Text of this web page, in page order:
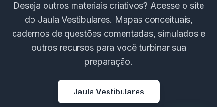
Deseja outros materiais criativos? Acesse o site
do Jaula Vestibulares. Mapas conceituais,
cadernos de questões comentadas, simulados e
outros recursos para você turbinar sua
preparação.
Jaula Vestibulares